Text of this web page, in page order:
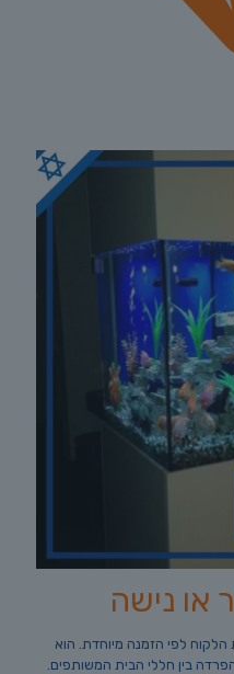
או נישה
הלקוח לפי הזמנה מיוחדת. הוא
בין חללי הבית המשותפים.